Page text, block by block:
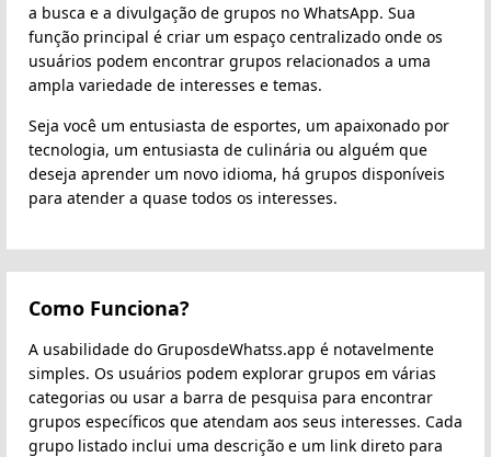
a busca e a divulgação de grupos no WhatsApp. Sua
função principal é criar um espaço centralizado onde os
usuários podem encontrar grupos relacionados a uma
ampla variedade de interesses e temas.
Seja você um entusiasta de esportes, um apaixonado por
tecnologia, um entusiasta de culinária ou alguém que
deseja aprender um novo idioma, há grupos disponíveis
para atender a quase todos os interesses.
Como Funciona?
A usabilidade do GruposdeWhatss.app é notavelmente
simples. Os usuários podem explorar grupos em várias
categorias ou usar a barra de pesquisa para encontrar
grupos específicos que atendam aos seus interesses. Cada
grupo listado inclui uma descrição e um link direto para